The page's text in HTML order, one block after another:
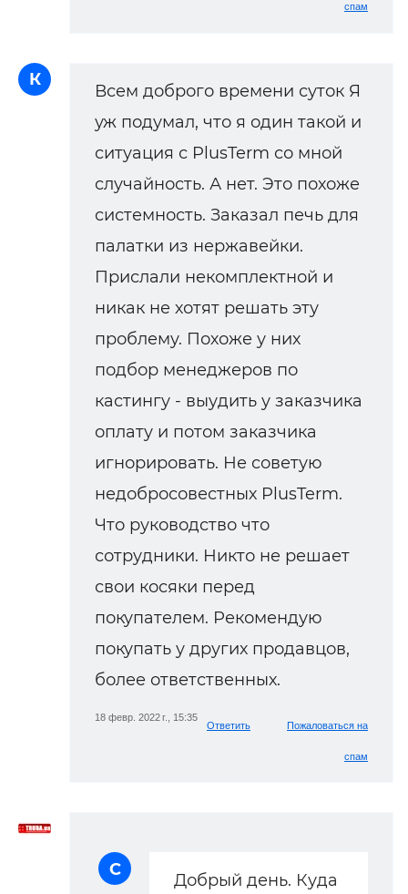
спам
К
Всем доброго времени суток Я
уж подумал, что я один такой и
ситуация с PlusTerm со мной
случайность. А нет. Это похоже
системность. Заказал печь для
палатки из нержавейки.
Прислали некомплектной и
никак не хотят решать эту
проблему. Похоже у них
подбор менеджеров по
кастингу - выудить у заказчика
оплату и потом заказчика
игнорировать. Не советую
недобросовестных PlusTerm.
Что руководство что
сотрудники. Никто не решает
свои косяки перед
покупателем. Рекомендую
покупать у других продавцов,
более ответственных.
18 февр. 2022 г., 15:35
Ответить Пожаловаться на
спам
С
Добрый день. Куда